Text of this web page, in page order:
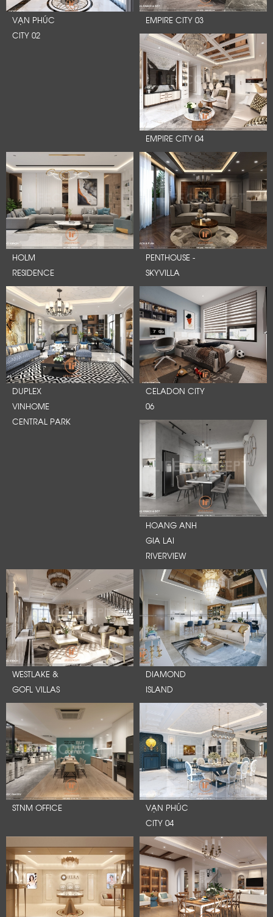
VẠN PHÚC
CITY 02
EMPIRE CITY 03
EMPIRE CITY 04
HOLM
RESIDENCE
PENTHOUSE -
SKYVILLA
DUPLEX
VINHOME
CENTRAL PARK
CELADON CITY
06
HOANG ANH
GIA LAI
RIVERVIEW
WESTLAKE &
GOFL VILLAS
DIAMOND
ISLAND
STNM OFFICE
VẠN PHÚC
CITY 04